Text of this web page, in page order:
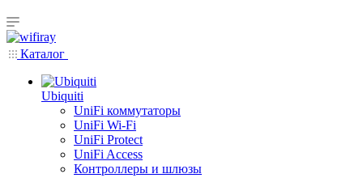
Каталог
Ubiquiti
UniFi коммутаторы
UniFi Wi-Fi
UniFi Protect
UniFi Access
Контроллеры и шлюзы